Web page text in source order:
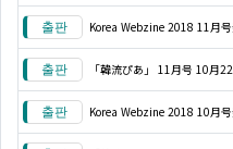
Korea Webzine 2018 11月
「韓流ぴあ」 11月号 10月
Korea Webzine 2018 10月